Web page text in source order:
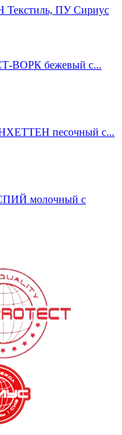
ПУ Сириус
ВОРК бежевый с...
песочный с...
молочный с